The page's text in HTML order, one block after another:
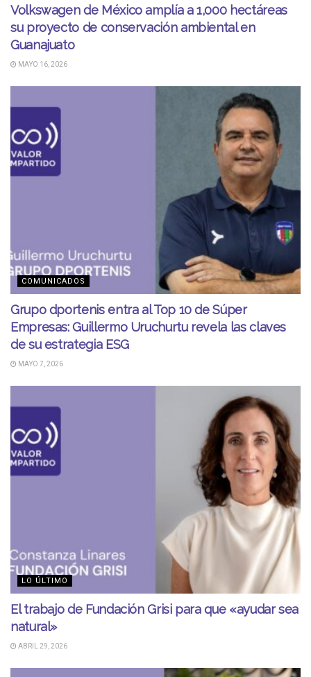
Volkswagen de México amplía a 1,000 hectáreas
su proyecto de conservación ambiental en
Guanajuato
MAYO 16, 2026
COMUNICADOS
Grupo dportenis entra al Top 10 de Súper
Empresas: Guillermo Uruchurtu revela las claves
de su estrategia ESG
MAYO 7, 2026
LO ÚLTIMO
El trabajo de Fundación Grisi para que «ayudar sea
natural»
ABRIL 29, 2026